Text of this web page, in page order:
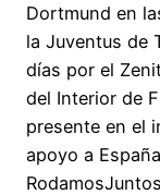
Dortmund en
la Juventus de
días por el
del Interior de
presente en el
apoyo a